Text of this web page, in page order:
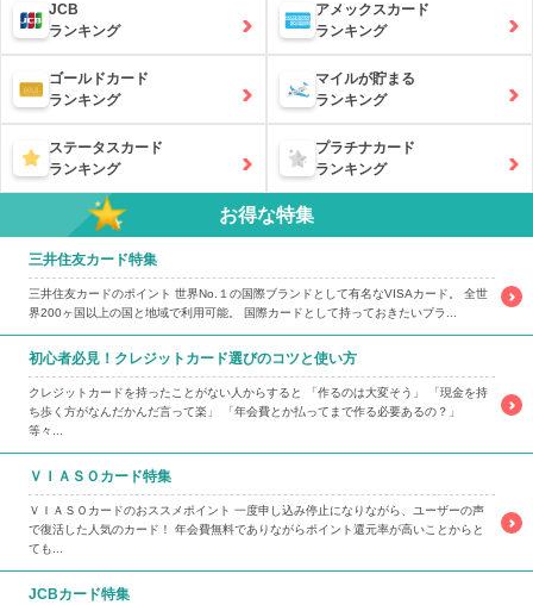
JCB
ランキング
アメックスカード
ランキング
ゴールドカード
ランキング
マイルが貯まる
ランキング
ステータスカード
ランキング
プラチナカード
ランキング
お得な特集
三井住友カード特集
三井住友カードのポイント 世界No.１の国際ブランドとして有名なVISAカード。 全世
界200ヶ国以上の国と地域で利用可能。 国際カードとして持っておきたいブラ...
初心者必見！クレジットカード選びのコツと使い方
クレジットカードを持ったことがない人からすると 「作るのは大変そう」 「現金を持
ち歩く方がなんだかんだ言って楽」 「年会費とか払ってまで作る必要あるの？」
等々...
ＶＩＡＳＯカード特集
ＶＩＡＳＯカードのおススメポイント 一度申し込み停止になりながら、ユーザーの声
で復活した人気のカード！ 年会費無料でありながらポイント還元率が高いことからと
ても...
JCBカード特集